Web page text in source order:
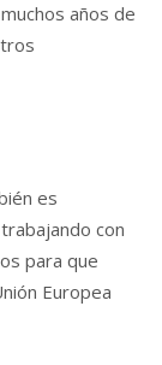
años de
es
con
para que
Europea